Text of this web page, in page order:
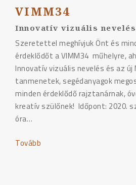
VIMM34
Innovatív vizuális nevelés
Szeretettel meghívjuk Önt és
érdeklődőt a VIMM34 műhelyre,
Innovatív vizuális nevelés és az új
tanmenetek, segédanyagok
minden érdeklődő rajztanárnak,
kreatív szülőnek! Időpont: 2020.
óra…
Tovább